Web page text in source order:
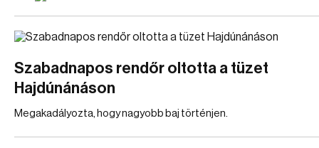
Szabadnapos rendőr oltotta a tüzet
Hajdúnánáson
Megakadályozta, hogy nagyobb baj történjen.